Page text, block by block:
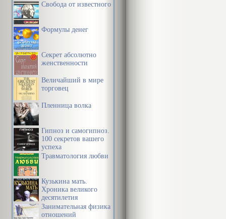
Свобода от известного
Формулы денег
Секрет абсолютно
женственности
Величайший в мире
торговец
Пленница волка
Гипноз и самогипноз.
100 секретов вашего
успеха
Травматология любви
Кузькина мать.
Хроника великого
десятилетия
Занимательная физика
отношений